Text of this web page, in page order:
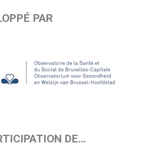
PAR
DE…